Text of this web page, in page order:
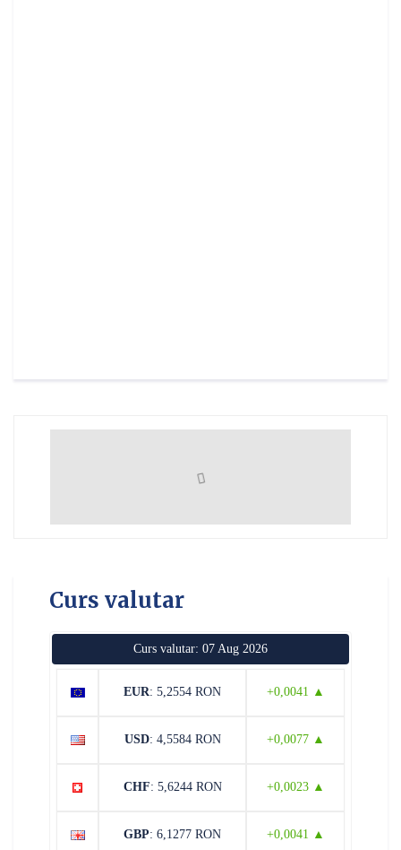
Curs valutar
Curs valutar: 07 Aug 2026
EUR: 5,2554 RON +0,0041 ▲
USD: 4,5584 RON +0,0077 ▲
CHF: 5,6244 RON +0,0023 ▲
GBP: 6,1277 RON +0,0041 ▲